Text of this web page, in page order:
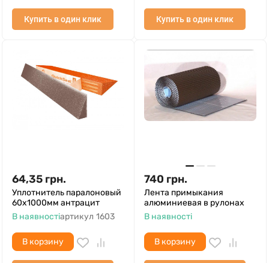
Купить в один клик Купить в один клик
64,35 грн.
Уплотнитель паралоновый
60х1000мм антрацит
В наявностіартикул 1603
В корзину
740 грн.
Лента примыкания
алюминиевая в рулонах
В наявності
В корзину